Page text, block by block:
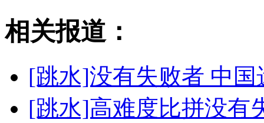
相关报道：
[跳水]没有失败者 中
[跳水]高难度比拼没有